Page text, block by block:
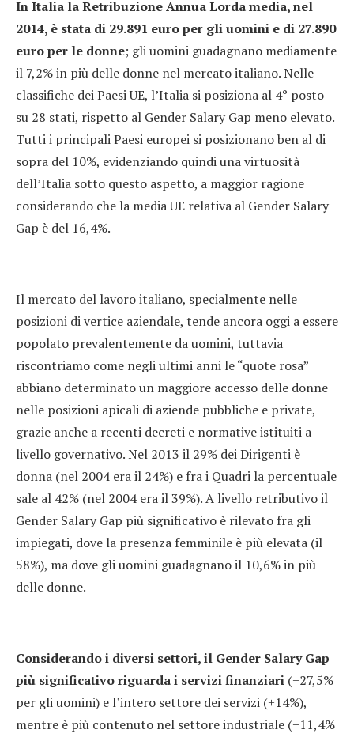
In Italia la Retribuzione Annua Lorda media, nel
2014, è stata di 29.891 euro per gli uomini e di 27.890
euro per le donne; gli uomini guadagnano mediamente
il 7,2% in più delle donne nel mercato italiano. Nelle
classifiche dei Paesi UE, l’Italia si posiziona al 4° posto
su 28 stati, rispetto al Gender Salary Gap meno elevato.
Tutti i principali Paesi europei si posizionano ben al di
sopra del 10%, evidenziando quindi una virtuosità
dell’Italia sotto questo aspetto, a maggior ragione
considerando che la media UE relativa al Gender Salary
Gap è del 16,4%.
Il mercato del lavoro italiano, specialmente nelle
posizioni di vertice aziendale, tende ancora oggi a essere
popolato prevalentemente da uomini, tuttavia
riscontriamo come negli ultimi anni le “quote rosa”
abbiano determinato un maggiore accesso delle donne
nelle posizioni apicali di aziende pubbliche e private,
grazie anche a recenti decreti e normative istituiti a
livello governativo. Nel 2013 il 29% dei Dirigenti è
donna (nel 2004 era il 24%) e fra i Quadri la percentuale
sale al 42% (nel 2004 era il 39%). A livello retributivo il
Gender Salary Gap più significativo è rilevato fra gli
impiegati, dove la presenza femminile è più elevata (il
58%), ma dove gli uomini guadagnano il 10,6% in più
delle donne.
Considerando i diversi settori, il Gender Salary Gap
più significativo riguarda i servizi finanziari (+27,5%
per gli uomini) e l’intero settore dei servizi (+14%),
mentre è più contenuto nel settore industriale (+11,4%